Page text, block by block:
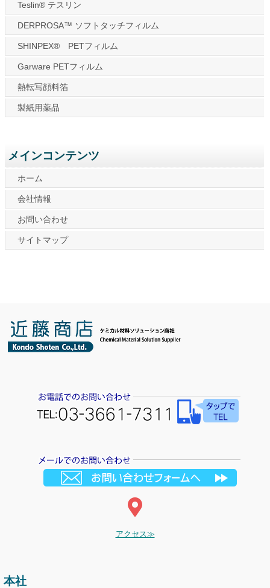
Teslin® テスリン
DERPROSA™ ソフトタッチフィルム
SHINPEX® PETフィルム
Garware PETフィルム
熱転写顔料箔
製紙用薬品
メインコンテンツ
ホーム
会社情報
お問い合わせ
サイトマップ
アクセス≫
本社